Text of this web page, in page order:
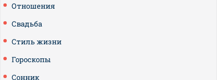
Отношения
Свадьба
Стиль жизни
Гороскопы
Сонник